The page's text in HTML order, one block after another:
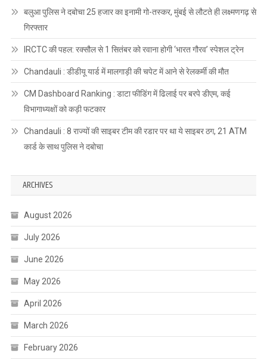
बलुआ पुलिस ने दबोचा 25 हजार का इनामी गो-तस्कर, मुंबई से लौटते ही लक्ष्मणगढ़ से
गिरफ्तार
IRCTC की पहल: रक्सौल से 1 सितंबर को रवाना होगी ‘भारत गौरव’ स्पेशल ट्रेन
Chandauli : डीडीयू यार्ड में मालगाड़ी की चपेट में आने से रेलकर्मी की मौत
CM Dashboard Ranking : डाटा फीडिंग में ढिलाई पर बरपे डीएम, कई
विभागाध्यक्षों को कड़ी फटकार
Chandauli : 8 राज्यों की साइबर टीम की रडार पर था ये साइबर ठग, 21 ATM
कार्ड के साथ पुलिस ने दबोचा
ARCHIVES
August 2026
July 2026
June 2026
May 2026
April 2026
March 2026
February 2026